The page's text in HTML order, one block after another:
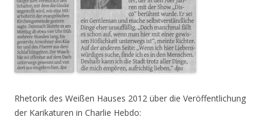
Rhetorik des Weißen Hauses 2012 über die Veröffentlichung
der Karikaturen in Charlie Hebdo: